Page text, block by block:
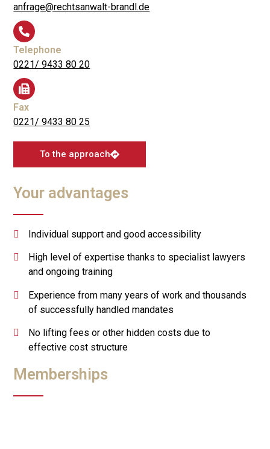
anfrage@rechtsanwalt-brandl.de
Telephone
0221/ 9433 80 20
Fax
0221/ 9433 80 25
To the approach
Your advantages
Individual support and good accessibility
High level of expertise thanks to specialist lawyers
and ongoing training
Experience from many years of work and thousands
of successfully handled mandates
No lifting fees or other hidden costs due to
effective cost structure
Memberships